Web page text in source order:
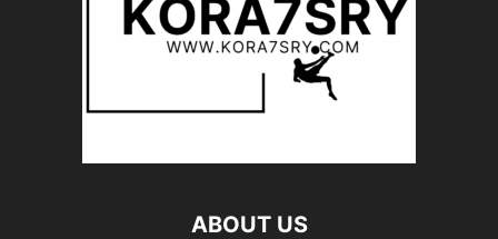
ABOUT US